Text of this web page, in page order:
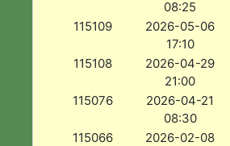
08:25
115109
2026-05-06
17:10
115108
2026-04-29
21:00
115076
2026-04-21
08:30
115066
2026-02-08